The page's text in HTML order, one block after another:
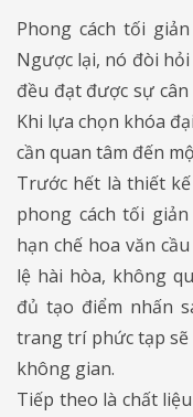
Phong cách tối
Ngược lại, nó đòi
đều đạt được sự
Khi lựa chọn khóa
cần quan tâm đến
Trước hết là thiết
phong cách tối
hạn chế hoa văn
lệ hài hòa, không
đủ tạo điểm nhấn
trang trí phức tạp
không gian.
Tiếp theo là chất